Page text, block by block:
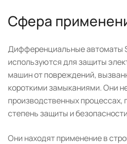
Сфера
Дифференциальные автоматы
используются для защиты
машин от повреждений,
короткими замыканиями. Они
производственных процессах,
степень защиты и
Они находят применение в